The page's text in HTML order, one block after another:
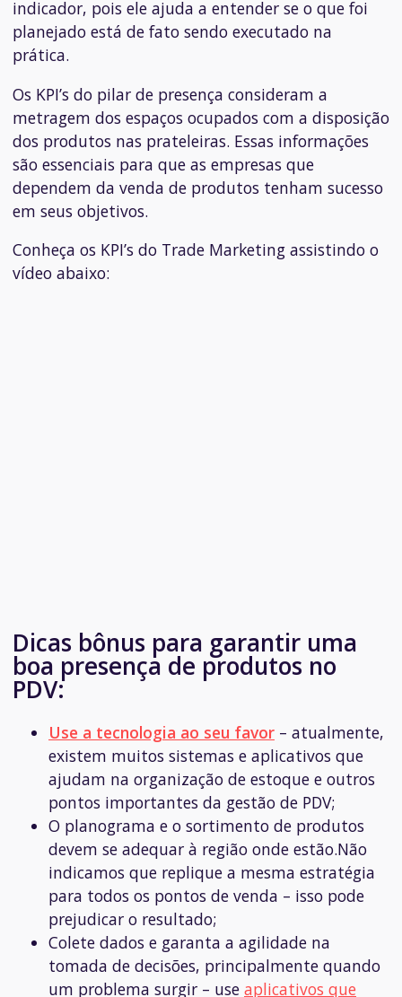
indicador, pois ele ajuda a entender se o que foi
planejado está de fato sendo executado na
prática.
Os KPI’s do pilar de presença consideram a
metragem dos espaços ocupados com a disposição
dos produtos nas prateleiras. Essas informações
são essenciais para que as empresas que
dependem da venda de produtos tenham sucesso
em seus objetivos.
Conheça os KPI’s do Trade Marketing assistindo o
vídeo abaixo:
Dicas bônus para garantir uma
boa presença de produtos no
PDV:
Use a tecnologia ao seu favor – atualmente,
existem muitos sistemas e aplicativos que
ajudam na organização de estoque e outros
pontos importantes da gestão de PDV;
O planograma e o sortimento de produtos
devem se adequar à região onde estão.Não
indicamos que replique a mesma estratégia
para todos os pontos de venda – isso pode
prejudicar o resultado;
Colete dados e garanta a agilidade na
tomada de decisões, principalmente quando
um problema surgir – use aplicativos que